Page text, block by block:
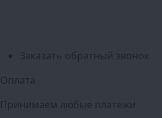
Заказать обратный звонок
Оплата
Принимаем любые платежи